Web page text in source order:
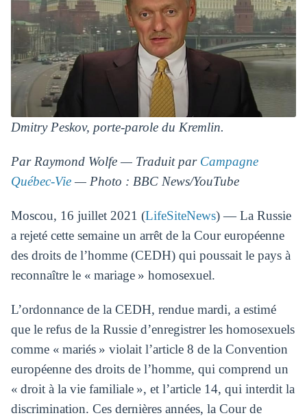
Dmitry Peskov, porte-parole du Kremlin.
Par Raymond Wolfe — Traduit par Campagne
Québec-Vie— Photo : BBC News/YouTube
Moscou, 16 juillet 2021 (LifeSiteNews) — La Russie
a rejeté cette semaine un arrêt de la Cour européenne
des droits de l’homme (CEDH) qui poussait le pays à
reconnaître le « mariage » homosexuel.
L’ordonnance de la CEDH, rendue mardi, a estimé
que le refus de la Russie d’enregistrer les homosexuels
comme « mariés » violait l’article 8 de la Convention
européenne des droits de l’homme, qui comprend un
« droit à la vie familiale », et l’article 14, qui interdit la
discrimination. Ces dernières années, la Cour de